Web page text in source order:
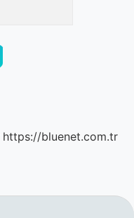
https://bluenet.com.tr